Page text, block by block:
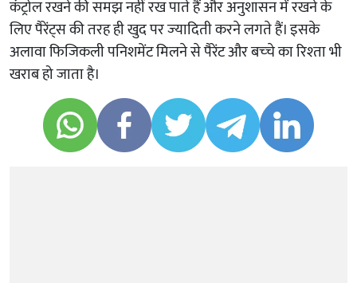
कंट्रोल रखने की समझ नहीं रख पाते हैं और अनुशासन में रखने के
लिए पैरेंट्स की तरह ही खुद पर ज्‍यादिती करने लगते हैं। इसके
अलावा फिजिकली पनिशमेंट मिलने से पैरेंट और बच्‍चे का रिश्‍ता भी
खराब हो जाता है।